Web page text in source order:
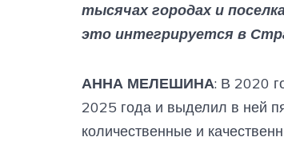
тысячах городах и
это интегрируется в
АННА МЕЛЕШИНА: В 2020
2025 года и выделил в ней
количественные и